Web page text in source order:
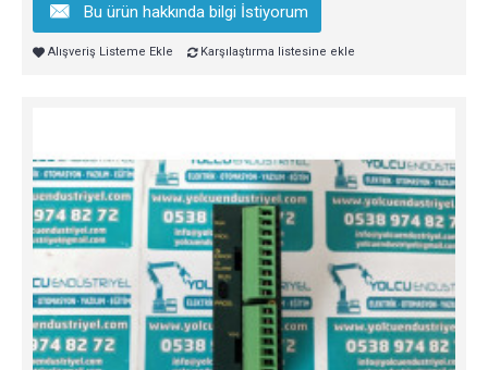
Bu ürün hakkında bilgi İstiyorum
Alışveriş Listeme Ekle Karşılaştırma listesine ekle